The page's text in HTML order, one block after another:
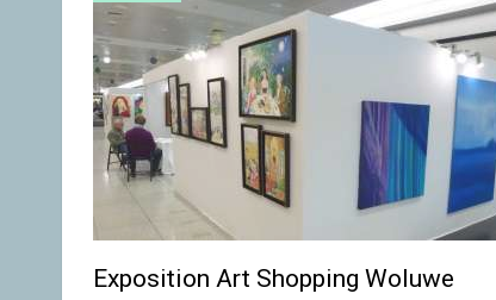
Exposition Art Shopping Woluwe